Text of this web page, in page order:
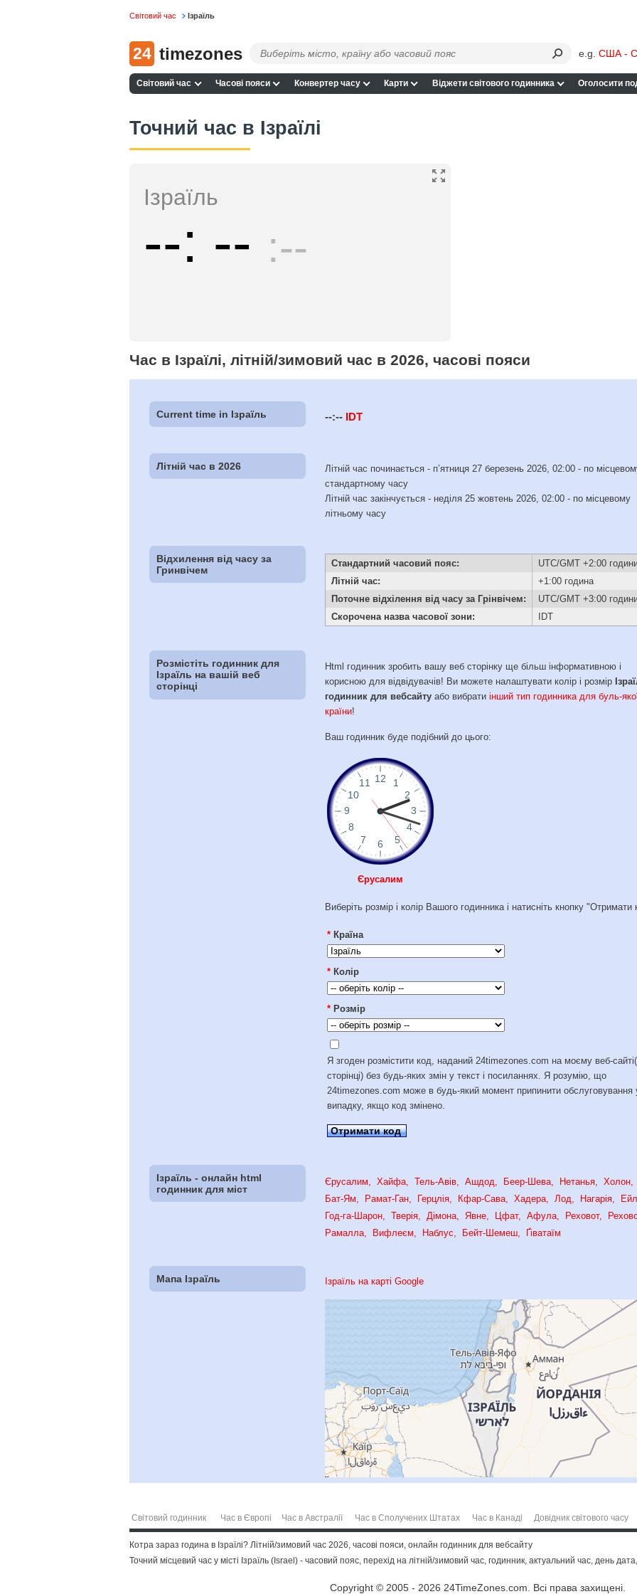
Світовий час Ізраїль
24 timezones e.g. США -
Світовий час Часові пояси Конвертер часу Карти Віджети світового годинника Оголосити
Точний час в Ізраїлі
Ізраїль
-- -- --
Час в Ізраїлі, літній/зимовий час в 2026, часові пояси
Current time in Ізраїль --:-- IDT
Літній час в 2026
Літній час починається - п’ятниця 27 березень 2026, 02:00 - по
стандартному часу
Літній час закінчується - неділя 25 жовтень 2026, 02:00 - по місцевому
літньому часу
Відхилення від часу за
Гринвічем
Стандартний часовий пояс:
UTC/GMT +2:00
Літній час:
+1:00 година
Поточне відхілення від часу за Грінвічем:
UTC/GMT +3:00
Скорочена назва часової зони:
IDT
Розмістіть годинник для
Ізраїль на вашій веб
сторінці
Html годинник зробить вашу веб сторінку ще більш інформативною і
корисною для відвідувачів! Ви можете налаштувати колір і розмір
годинник для вебсайту або вибратиінший тип годинника для буль-
країни!
Ваш годинник буде подібний до цього:
Єрусалим
Виберіть розмір і колір Вашого годинника і натисніть кнопку "Отримати
* Країна
* Колір
* Розмір
Я згоден розмістити код, наданий 24timezones.com на моєму веб-
сторінці) без будь-яких змін у текст і посиланнях. Я розумію, що
24timezones.com може в будь-який момент припинити обслуговування
випадку, якщо код змінено.
Отримати код
Ізраїль - онлайн html
годинник для міст
Єрусалим Хайфа Тель-Авів Ашдод Беер-Шева Нетанья
Холон
Бат-Ям
Рамат-Ган Герцлія Кфар-Сава Хадера Лод Нагарія
Год-га-Шарон
Тверія Дімона Явне Цфат Афула Реховот
Рамалла
Вифлеєм Наблус Бейт-Шемеш Ґіватаїм
Мапа Ізраїль Ізраїль на карті Google
Світовий годинник Час в Європі Час в Австралії Час в Сполучених Штатах Час в Канаді Довідник світового часу
Котра зараз година в Ізраїлі? Літній/зимовий час 2026, часові пояси, онлайн годинник для вебсайту
Точний місцевий час у місті Ізраїль (Israel) - часовий пояс, перехід на літній/зимовий час, годинник, актуальний час, день
Copyright © 2005 - 2026 24TimeZones.com. Всі права захищені.